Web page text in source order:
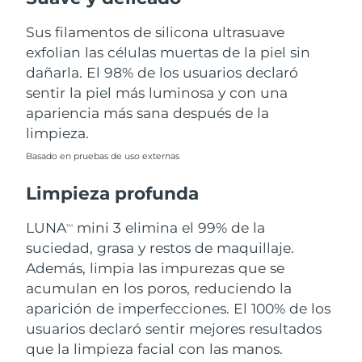
Sus filamentos de silicona ultrasuave
exfolian las células muertas de la piel sin
dañarla. El 98% de los usuarios declaró
sentir la piel más luminosa y con una
apariencia más sana después de la
limpieza.
Basado en pruebas de uso externas
Limpieza profunda
LUNATM
mini 3 elimina el 99% de la
suciedad, grasa y restos de maquillaje.
Además, limpia las impurezas que se
acumulan en los poros, reduciendo la
aparición de imperfecciones. El 100% de los
usuarios declaró sentir mejores resultados
que la limpieza facial con las manos.
Filipinas Entrega prevista
Polonia Entrega prevista
Portugal Entrega prevista
Catar
Reunión Entrega prevista
Rumanía
Rusia
Arabia Saudí Entrega prevista8/11/26